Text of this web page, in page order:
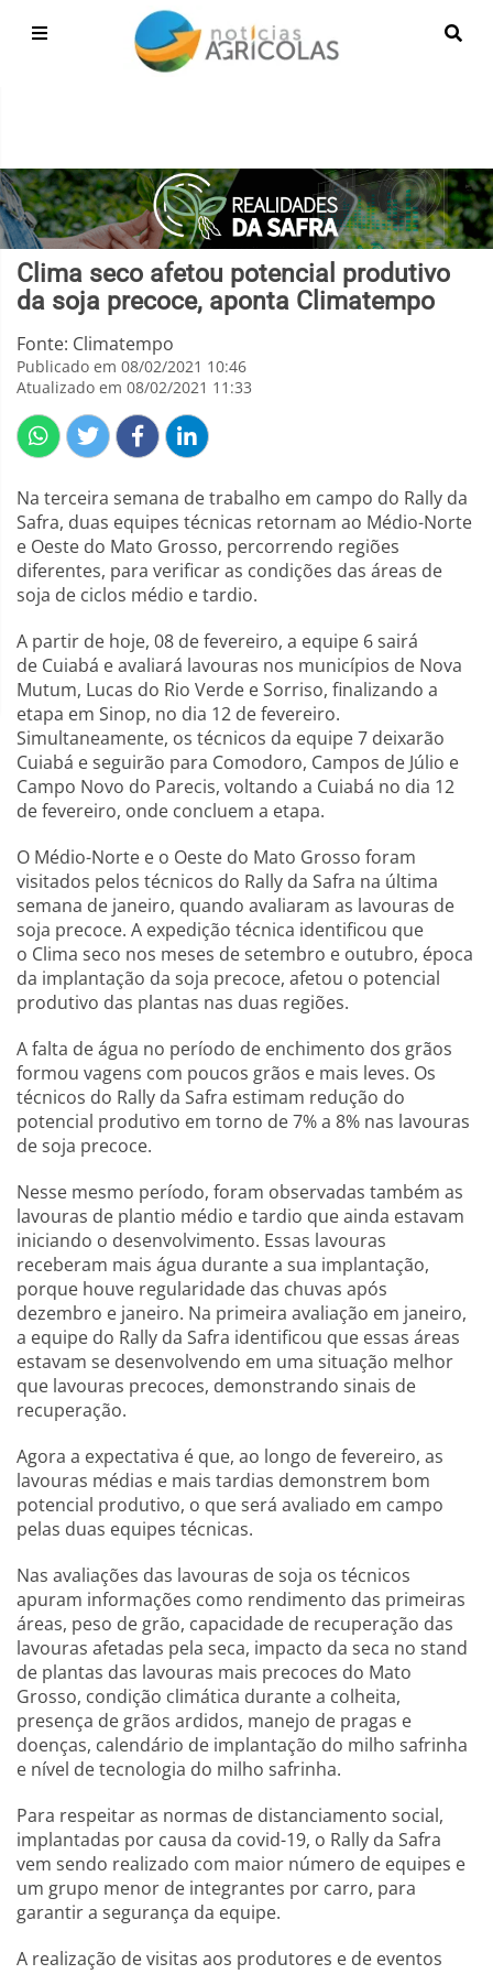
Clima seco afetou potencial produtivo
da soja precoce, aponta Climatempo
Fonte: Climatempo
Publicado em 08/02/2021 10:46
Atualizado em 08/02/2021 11:33
Na terceira semana de trabalho em campo do Rally da
Safra, duas equipes técnicas retornam ao Médio-Norte
e Oeste do Mato Grosso, percorrendo regiões
diferentes, para verificar as condições das áreas de
soja de ciclos médio e tardio.
A partir de hoje, 08 de fevereiro, a equipe 6 sairá
de Cuiabá e avaliará lavouras nos municípios de Nova
Mutum, Lucas do Rio Verde e Sorriso, finalizando a
etapa em Sinop, no dia 12 de fevereiro.
Simultaneamente, os técnicos da equipe 7 deixarão
Cuiabá e seguirão para Comodoro, Campos de Júlio e
Campo Novo do Parecis, voltando a Cuiabá no dia 12
de fevereiro, onde concluem a etapa.
O Médio-Norte e o Oeste do Mato Grosso foram
visitados pelos técnicos do Rally da Safra na última
semana de janeiro, quando avaliaram as lavouras de
soja precoce. A expedição técnica identificou que
o Clima seco nos meses de setembro e outubro, época
da implantação da soja precoce, afetou o potencial
produtivo das plantas nas duas regiões.
A falta de água no período de enchimento dos grãos
formou vagens com poucos grãos e mais leves. Os
técnicos do Rally da Safra estimam redução do
potencial produtivo em torno de 7% a 8% nas lavouras
de soja precoce.
Nesse mesmo período, foram observadas também as
lavouras de plantio médio e tardio que ainda estavam
iniciando o desenvolvimento. Essas lavouras
receberam mais água durante a sua implantação,
porque houve regularidade das chuvas após
dezembro e janeiro. Na primeira avaliação em janeiro,
a equipe do Rally da Safra identificou que essas áreas
estavam se desenvolvendo em uma situação melhor
que lavouras precoces, demonstrando sinais de
recuperação.
Agora a expectativa é que, ao longo de fevereiro, as
lavouras médias e mais tardias demonstrem bom
potencial produtivo, o que será avaliado em campo
pelas duas equipes técnicas.
Nas avaliações das lavouras de soja os técnicos
apuram informações como rendimento das primeiras
áreas, peso de grão, capacidade de recuperação das
lavouras afetadas pela seca, impacto da seca no stand
de plantas das lavouras mais precoces do Mato
Grosso, condição climática durante a colheita,
presença de grãos ardidos, manejo de pragas e
doenças, calendário de implantação do milho safrinha
e nível de tecnologia do milho safrinha.
Para respeitar as normas de distanciamento social,
implantadas por causa da covid-19, o Rally da Safra
vem sendo realizado com maior número de equipes e
um grupo menor de integrantes por carro, para
garantir a segurança da equipe.
A realização de visitas aos produtores e de eventos